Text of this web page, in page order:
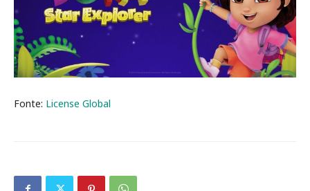
Fonte: License Global